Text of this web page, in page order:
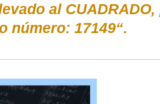
al
número: 17149“.